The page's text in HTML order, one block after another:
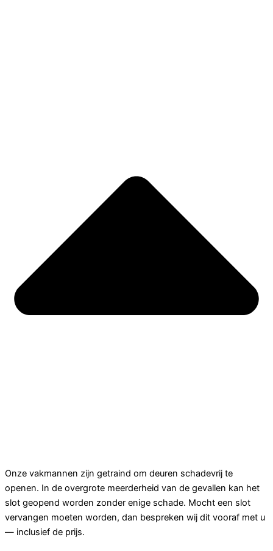
Onze vakmannen zijn getraind om deuren schadevrij te
openen. In de overgrote meerderheid van de gevallen kan het
slot geopend worden zonder enige schade. Mocht een slot
vervangen moeten worden, dan bespreken wij dit vooraf met u
— inclusief de prijs.